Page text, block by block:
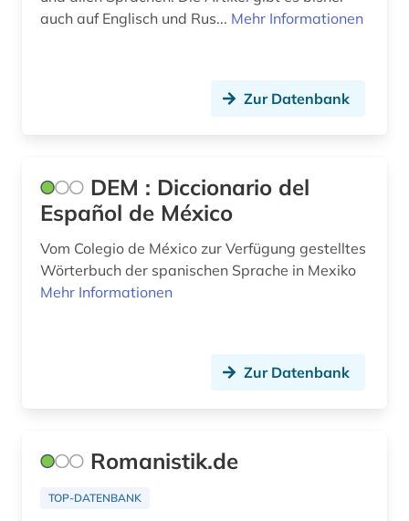
auch auf Englisch und Rus... Mehr Informationen
Zur Datenbank
DEM : Diccionario del
Español de México
Vom Colegio de México zur Verfügung gestelltes
Wörterbuch der spanischen Sprache in Mexiko
Mehr Informationen
Zur Datenbank
Romanistik.de
TOP-DATENBANK